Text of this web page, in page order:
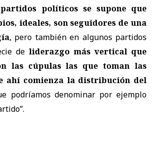
políticos se supone que
ideales, son seguidores de una
, pero también en algunos partidos
de liderazgo más vertical que
las cúpulas las que toman las
ahí comienza la distribución del
podríamos denominar por ejemplo